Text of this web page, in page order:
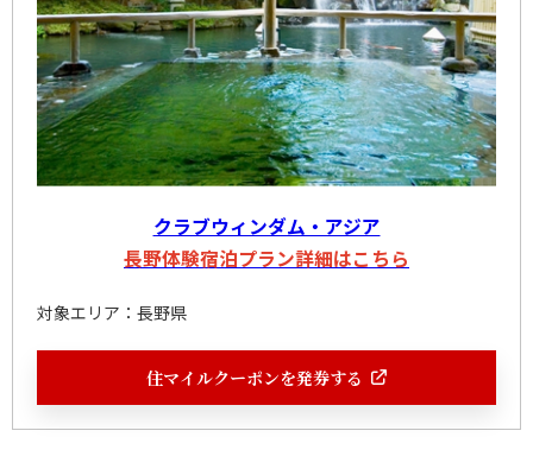
クラブウィンダム・アジア
長野体験宿泊プラン詳細はこちら
対象エリア：長野県
住マイルクーポンを発券する